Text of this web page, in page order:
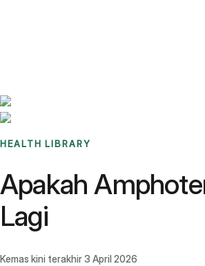
HEALTH LIBRARY
Apakah
Lagi
Kemas kini terakhir3 April 2026